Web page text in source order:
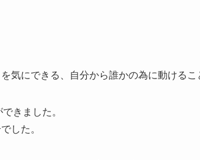
気にできる、自分から誰かの為に動けるこ
きました。
した。